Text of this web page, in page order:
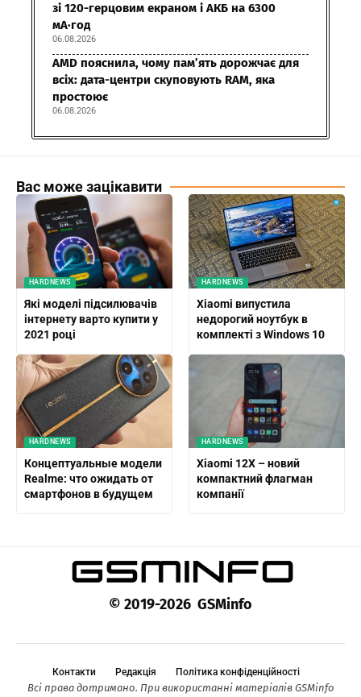
зі 120-герцовим екраном і АКБ на 6300
мА·год
06.08.2026
AMD пояснила, чому пам’ять дорожчає для
всіх: дата-центри скуповують RAM, яка
простоює
06.08.2026
Вас може зацікавити
HARDNEWS
Які моделі підсилювачів
інтернету варто купити у
2021 році
HARDNEWS
Xiaomi випустила
недорогий ноутбук в
комплекті з Windows 10
HARDNEWS
Концептуальные модели
Realme: что ожидать от
смартфонов в будущем
HARDNEWS
Xiaomi 12X – новий
компактний флагман
компанії
© 2019-2026 GSMinfo
Контакти Редакція Політика конфіденційності
Всі права дотримано. При використанні матеріалів GSMinfo